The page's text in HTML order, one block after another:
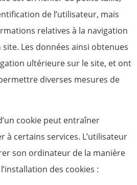
de l’utilisateur, mais
relatives à la navigation
Les données ainsi obtenues
ultérieure sur le site, et ont
diverses mesures de
cookie peut entraîner
à certains services. L’utilisateur
son ordinateur de la manière
des cookies :